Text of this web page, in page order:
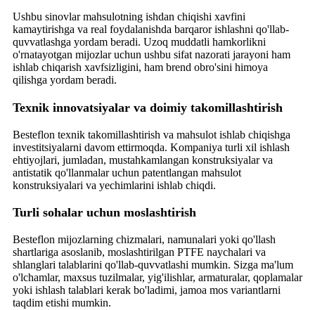
Ushbu sinovlar mahsulotning ishdan chiqishi xavfini
kamaytirishga va real foydalanishda barqaror ishlashni qo'llab-
quvvatlashga yordam beradi. Uzoq muddatli hamkorlikni
o'rnatayotgan mijozlar uchun ushbu sifat nazorati jarayoni ham
ishlab chiqarish xavfsizligini, ham brend obro'sini himoya
qilishga yordam beradi.
Texnik innovatsiyalar va doimiy takomillashtirish
Besteflon texnik takomillashtirish va mahsulot ishlab chiqishga
investitsiyalarni davom ettirmoqda. Kompaniya turli xil ishlash
ehtiyojlari, jumladan, mustahkamlangan konstruksiyalar va
antistatik qo'llanmalar uchun patentlangan mahsulot
konstruksiyalari va yechimlarini ishlab chiqdi.
Turli sohalar uchun moslashtirish
Besteflon mijozlarning chizmalari, namunalari yoki qo'llash
shartlariga asoslanib, moslashtirilgan PTFE naychalari va
shlanglari talablarini qo'llab-quvvatlashi mumkin. Sizga ma'lum
o'lchamlar, maxsus tuzilmalar, yig'ilishlar, armaturalar, qoplamalar
yoki ishlash talablari kerak bo'ladimi, jamoa mos variantlarni
taqdim etishi mumkin.